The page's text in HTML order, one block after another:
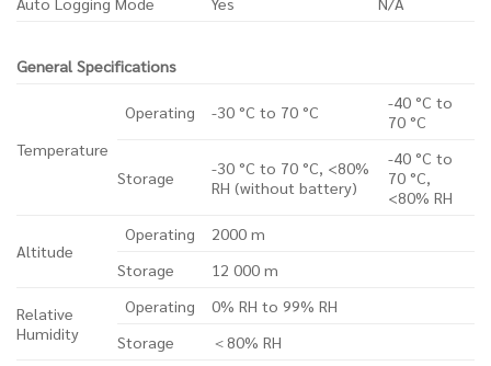
General Specifications
Temperature
Operating -30 °C to 70 °C
-40 °C to
70 °C
Storage
-30 °C to 70 °C, <80%
RH (without battery)
-40 °C to
70 °C,
<80% RH
Altitude
Operating
2000 m
Storage
12 000 m
Relative
Humidity
Operating
0% RH to 99% RH
Storage
＜80% RH